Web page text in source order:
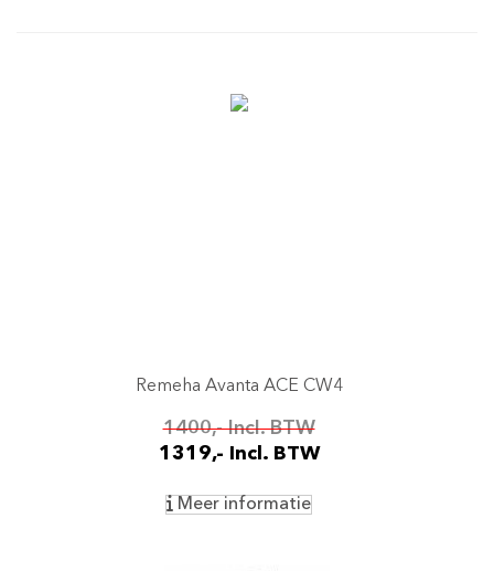
Remeha Avanta ACE CW4
1400,- Incl. BTW
1319,- Incl. BTW
Meer informatie